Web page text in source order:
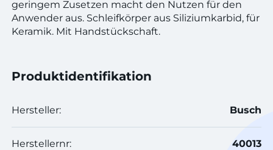
geringem Zusetzen macht den Nutzen für den
Anwender aus. Schleifkörper aus Siliziumkarbid, für
Keramik. Mit Handstückschaft.
Produktidentifikation
Hersteller: Busch
Herstellernr: 40013